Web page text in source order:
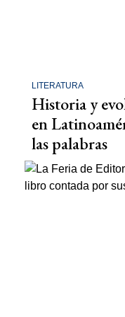
LITERATURA
Historia y
en
las palabras